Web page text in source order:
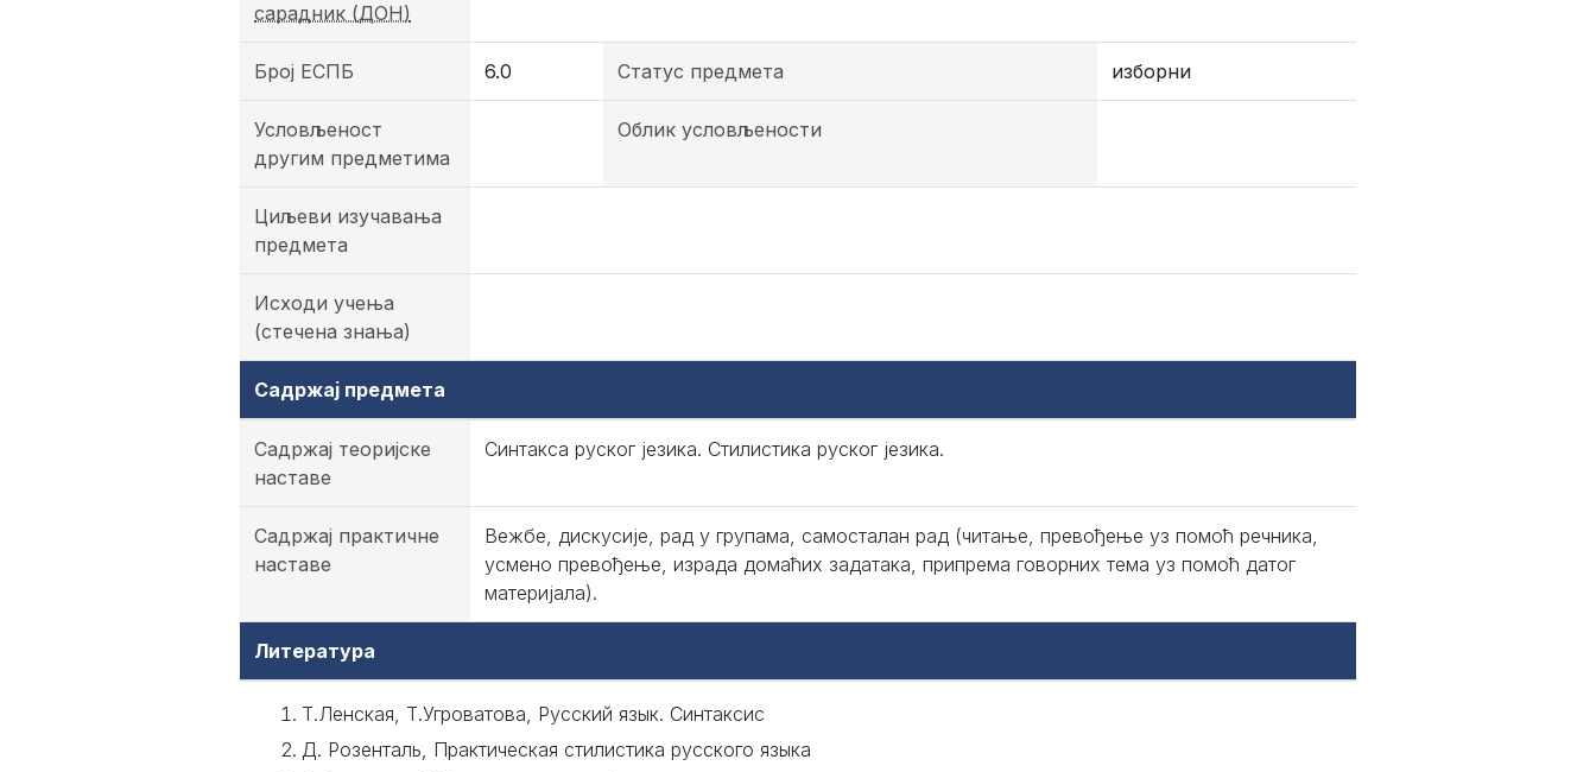
сарадник (ДОН)
Број ЕСПБ 6.0 Статус предмета изборни
Условљеност
другим предметима
Облик условљености
Циљеви изучавања
предмета
Исходи учења
(стечена знања)
Садржај предмета
Садржај теоријске
наставе
Синтакса руског језика. Стилистика руског језика.
Садржај практичне
наставе
Вежбе, дискусије, рад у групама, самосталан рад (читање, превођење уз помоћ речника,
усмено превођење, израда домаћих задатака, припрема говорних тема уз помоћ датог
материјала).
Литература
Т.Ленская, Т.Угроватова, Русский язык. Синтаксис
Д. Розенталь, Практическая стилистика русского языка